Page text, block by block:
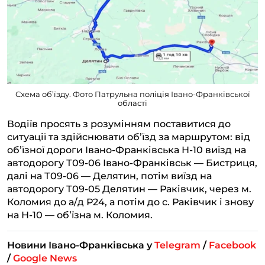
Схема об’їзду. Фото Патрульна поліція Івано-Франківської
області
Водіїв просять з розумінням поставитися до
ситуації та здійснювати обʼїзд за маршрутом: від
обʼїзної дороги Івано-Франківська Н-10 виїзд на
автодорогу Т09-06 Івано-Франківськ — Бистриця,
далі на Т09-06 — Делятин, потім виїзд на
автодорогу Т09-05 Делятин — Раківчик, через м.
Коломия до а/д Р24, а потім до с. Раківчик і знову
на Н-10 — обʼїзна м. Коломия.
Новини Івано-Франківська уTelegram / Facebook
/Google News